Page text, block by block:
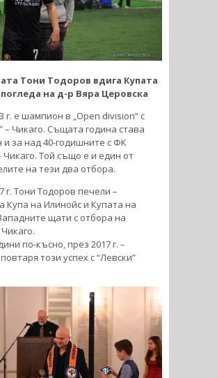
Тони Тодоров вдига Купата
на д-р Вяра Церовска
г. е шампион в „Open division“ с
– Чикаго. Същата година става
за над 40-годишните с ФК
Чикаго. Той също е и един от
на тези два отбора.
г. Тони Тодоров печели –
Купа на Илинойс и Купата на
щати с отбора на
по-късно, през 2017 г. –
този успех с “Левски”